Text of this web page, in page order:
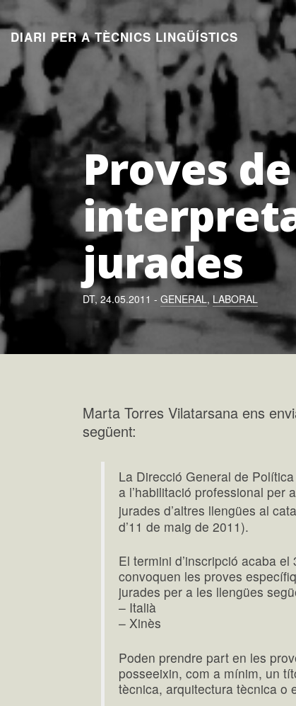
Aneu
al
contingut
DIARI PER A TÈCNICS LINGÜÍSTICS
Proves
jurades
DT, 24.05.2011 - GENERAL, LABORAL
Marta Torres Vilatarsana ens
següent:
La Direcció General de
a l’habilitació professional per
jurades d’altres llengües al
d’11 de maig de 2011).
El termini d’inscripció acaba
convoquen les proves
jurades per a les llengües
– Italià
– Xinès
Poden prendre part en les
posseeixin, com a mínim, un
tècnica, arquitectura tècnica o